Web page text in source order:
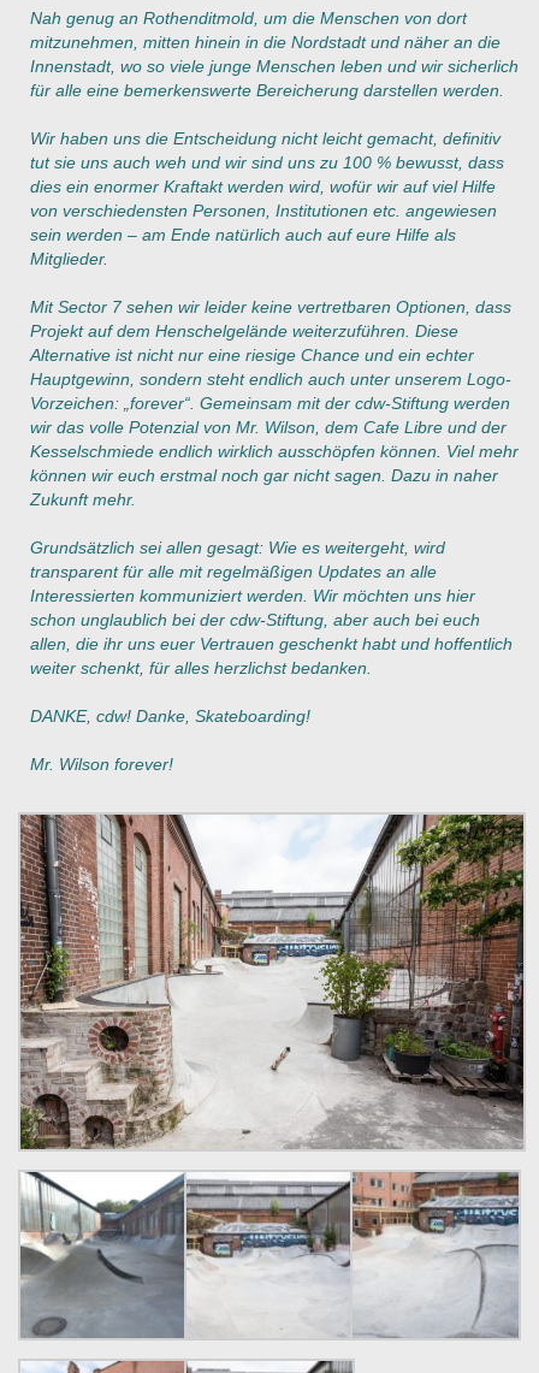
Nah genug an Rothenditmold, um die Menschen von dort
mitzunehmen, mitten hinein in die Nordstadt und näher an die
Innenstadt, wo so viele junge Menschen leben und wir sicherlich
für alle eine bemerkenswerte Bereicherung darstellen werden.
Wir haben uns die Entscheidung nicht leicht gemacht, definitiv
tut sie uns auch weh und wir sind uns zu 100 % bewusst, dass
dies ein enormer Kraftakt werden wird, wofür wir auf viel Hilfe
von verschiedensten Personen, Institutionen etc. angewiesen
sein werden – am Ende natürlich auch auf eure Hilfe als
Mitglieder.
Mit Sector 7 sehen wir leider keine vertretbaren Optionen, dass
Projekt auf dem Henschelgelände weiterzuführen. Diese
Alternative ist nicht nur eine riesige Chance und ein echter
Hauptgewinn, sondern steht endlich auch unter unserem Logo-
Vorzeichen: „forever“. Gemeinsam mit der cdw-Stiftung werden
wir das volle Potenzial von Mr. Wilson, dem Cafe Libre und der
Kesselschmiede endlich wirklich ausschöpfen können. Viel mehr
können wir euch erstmal noch gar nicht sagen. Dazu in naher
Zukunft mehr.
Grundsätzlich sei allen gesagt: Wie es weitergeht, wird
transparent für alle mit regelmäßigen Updates an alle
Interessierten kommuniziert werden. Wir möchten uns hier
schon unglaublich bei der cdw-Stiftung, aber auch bei euch
allen, die ihr uns euer Vertrauen geschenkt habt und hoffentlich
weiter schenkt, für alles herzlichst bedanken.
DANKE, cdw! Danke, Skateboarding!
Mr. Wilson forever!